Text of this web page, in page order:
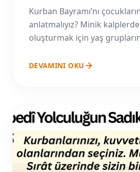
Kurban Bayramı’nı
anlatmalıyız? Minik
oluşturmak için yaş
önemi üzerine pratik rehber.
DEVAMINI OKU